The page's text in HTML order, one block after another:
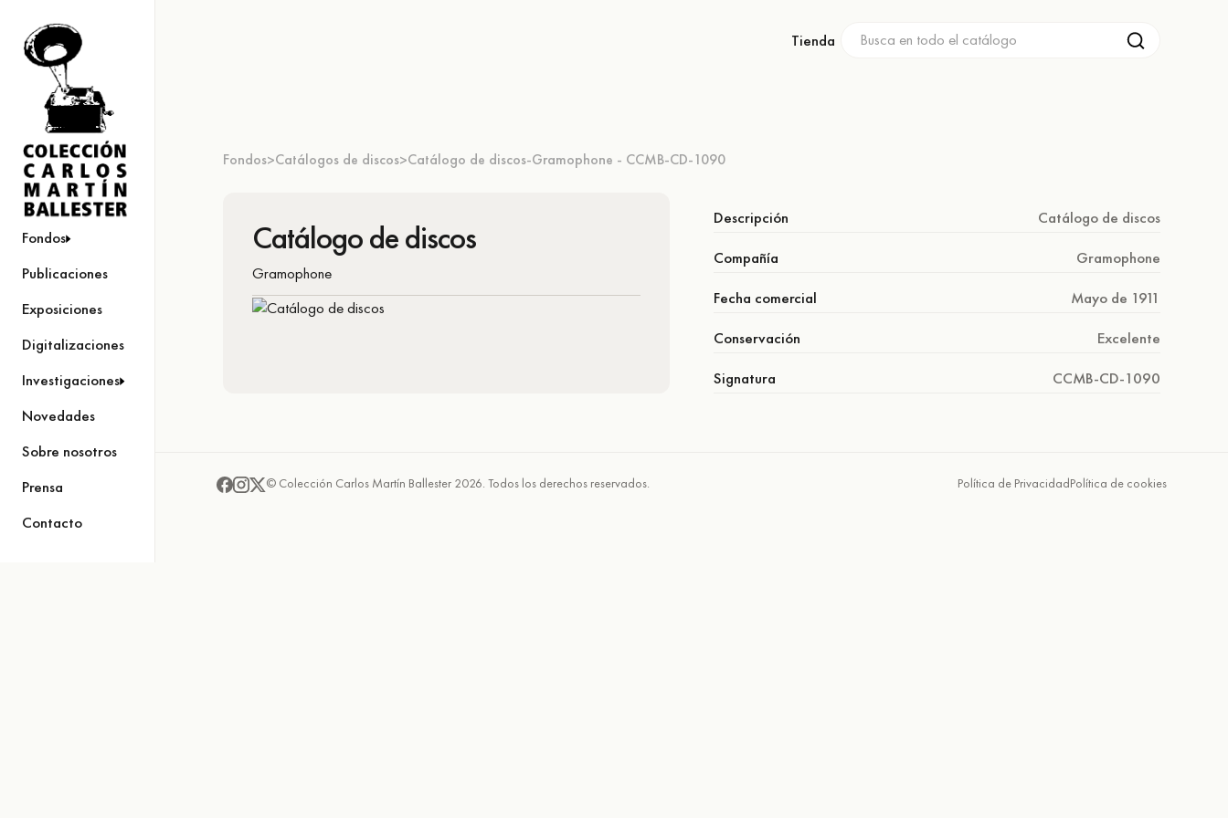
Fondos
Publicaciones
Exposiciones
Digitalizaciones
Investigaciones
Novedades
Sobre nosotros
Prensa
Contacto
Tienda
Fondos>Catálogos de discos>Catálogo de discos-Gramophone - CCMB-CD-1090
Catálogo de discos
Gramophone
Descripción
Catálogo de discos
Compañía
Gramophone
Fecha comercial
Mayo de 1911
Conservación
Excelente
Signatura
CCMB-CD-1090
© Colección Carlos Martín Ballester 2026. Todos los derechos reservados. Política de PrivacidadPolítica de cookies